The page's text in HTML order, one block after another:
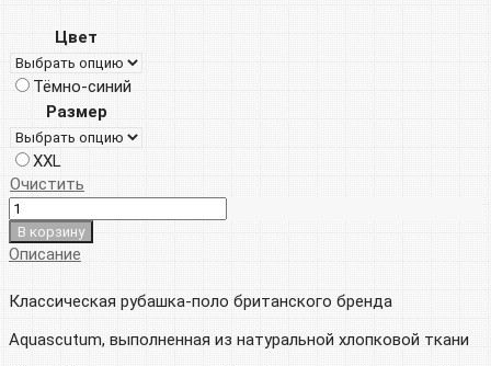
составляла
000р.
9
Цвет
Тёмно-синий
Размер
XXL
Очистить
В корзину
Описание
Классическая рубашка-поло британского бренда
Aquascutum, выполненная из натуральной хлопковой ткани